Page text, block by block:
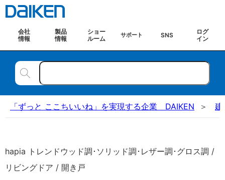
会社
情報
製品
情報
ショー
ルーム
サポート SNS
ログ
イン
「ずっと ここちいいね」を実現する企業 DAIKEN 建
hapia トレンドウッド調･ソリッド調･レザー調･グロス調 /
リビングドア / 開き戸